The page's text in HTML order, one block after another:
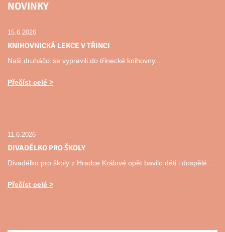
NOVINKY
15.6.2026
KNIHOVNICKÁ LEKCE V TŘINCI
Naši druháčci se vypravili do třinecké knihovny...
Přečíst celé
11.6.2026
DIVADÉLKO PRO ŠKOLY
Divadélko pro školy z Hradce Králové opět bavilo děti i dospělé...
Přečíst celé